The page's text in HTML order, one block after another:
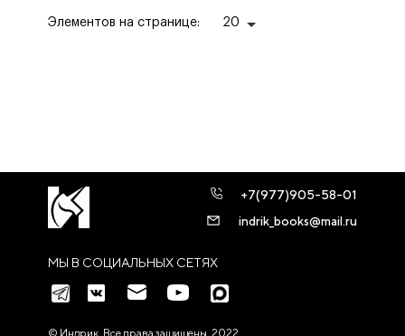
Элементов на странице: 20
МЫ В СОЦИАЛЬНЫХ СЕТЯХ
+7(977)905-58-01
indrik_books@mail.ru
© Индрик. Все права защищены, 2022